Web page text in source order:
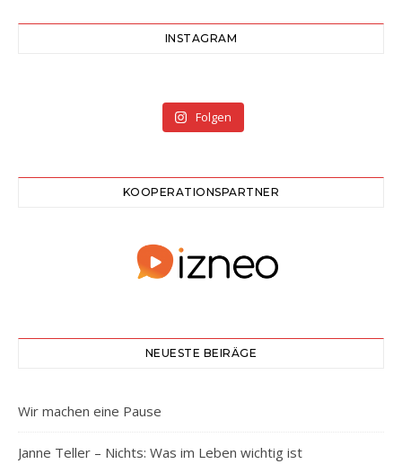
INSTAGRAM
Folgen
KOOPERATIONSPARTNER
NEUESTE BEIRÄGE
Wir machen eine Pause
Janne Teller – Nichts: Was im Leben wichtig ist